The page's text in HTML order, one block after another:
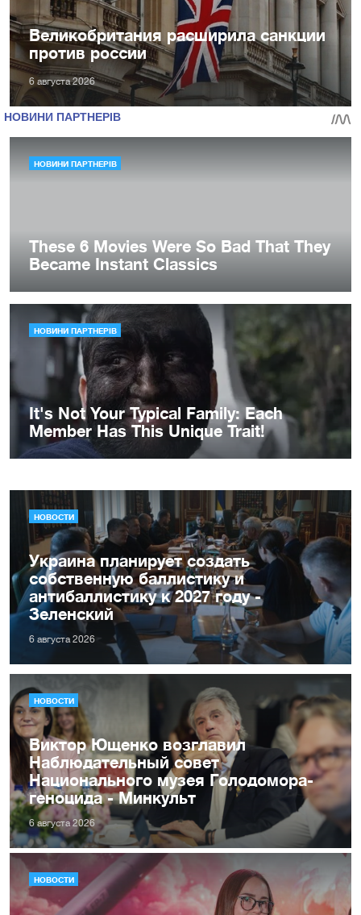
Великобритания расширила санкции
против россии
6 августа 2026
НОВОСТИ
Украина планирует создать
собственную баллистику и
антибаллистику к 2027 году -
Зеленский
6 августа 2026
НОВОСТИ
Виктор Ющенко возглавил
Наблюдательный совет
Национального музея Голодомора-
геноцида - Минкульт
6 августа 2026
НОВОСТИ